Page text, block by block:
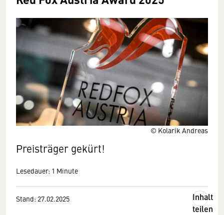
© Kolarik Andreas
Preisträger gekürt!
Lesedauer: 1 Minute
Stand: 27.02.2025
Inhalt
teilen